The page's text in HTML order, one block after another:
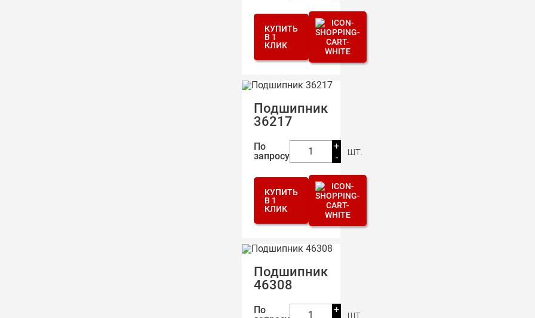
КУПИТЬ
В 1
КЛИК
Подшипник
36217
По
запросу
1
+
-
шт.
КУПИТЬ
В 1
КЛИК
Подшипник
46308
По
1
+
шт.